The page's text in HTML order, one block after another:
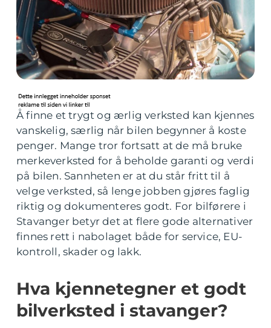
Å finne et trygt og ærlig verksted kan kjennes
vanskelig, særlig når bilen begynner å koste
penger. Mange tror fortsatt at de må bruke
merkeverksted for å beholde garanti og verdi
på bilen. Sannheten er at du står fritt til å
velge verksted, så lenge jobben gjøres faglig
riktig og dokumenteres godt. For bilførere i
Stavanger betyr det at flere gode alternativer
finnes rett i nabolaget både for service, EU-
kontroll, skader og lakk.
Hva kjennetegner et godt
bilverksted i stavanger?